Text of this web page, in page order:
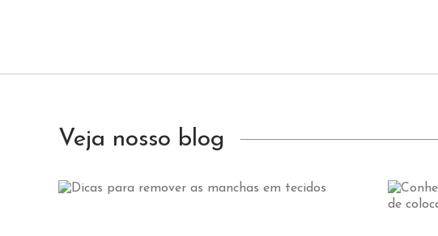
Veja nosso blog